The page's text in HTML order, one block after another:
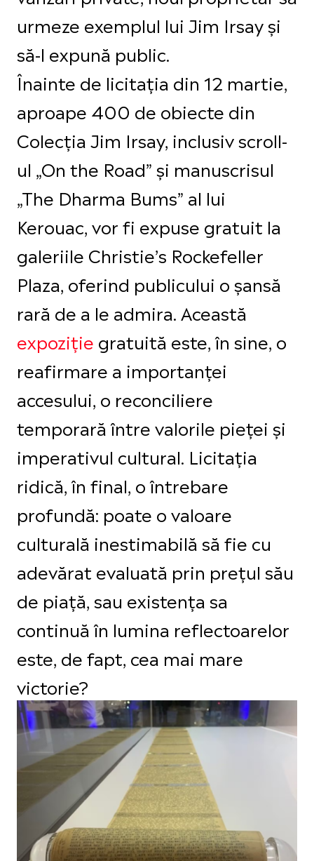
urmeze exemplul lui Jim Irsay și
să-l expună public.
Înainte de licitația din 12 martie,
aproape 400 de obiecte din
Colecția Jim Irsay, inclusiv scroll-
ul „On the Road” și manuscrisul
„The Dharma Bums” al lui
Kerouac, vor fi expuse gratuit la
galeriile Christie’s Rockefeller
Plaza, oferind publicului o șansă
rară de a le admira. Această
expoziție gratuită este, în sine, o
reafirmare a importanței
accesului, o reconciliere
temporară între valorile pieței și
imperativul cultural. Licitația
ridică, în final, o întrebare
profundă: poate o valoare
culturală inestimabilă să fie cu
adevărat evaluată prin prețul său
de piață, sau existența sa
continuă în lumina reflectoarelor
este, de fapt, cea mai mare
victorie?